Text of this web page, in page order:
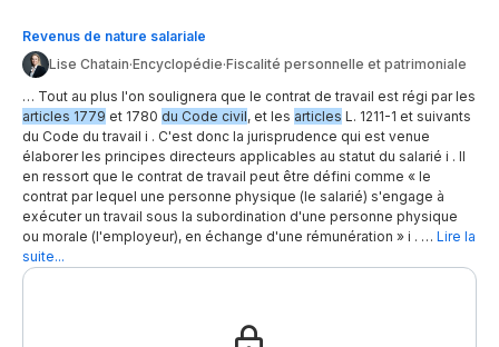
Revenus de nature salariale
Lise Chatain·Encyclopédie·Fiscalité personnelle et patrimoniale
… Tout au plus l'on soulignera que le contrat de travail est régi par les
articles 1779 et 1780 du Code civil, et les articles L. 1211-1 et suivants
du Code du travail i . C'est donc la jurisprudence qui est venue
élaborer les principes directeurs applicables au statut du salarié i . Il
en ressort que le contrat de travail peut être défini comme « le
contrat par lequel une personne physique (le salarié) s'engage à
exécuter un travail sous la subordination d'une personne physique
ou morale (l'employeur), en échange d'une rémunération » i . … Lire la
suite...